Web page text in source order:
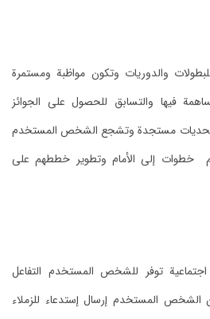
والدوريات وتكون مواظبة ومستمرة
فيها والتسابق للحصول على الجوائز
تحديات مستجدة وتشجع الشخص المستخدم
خطوات إلى الأمام وتطوير خططهم على
توفر للشخص المستخدم التفاعل
الشخص المستخدم إرسال إستدعاء للزملاء